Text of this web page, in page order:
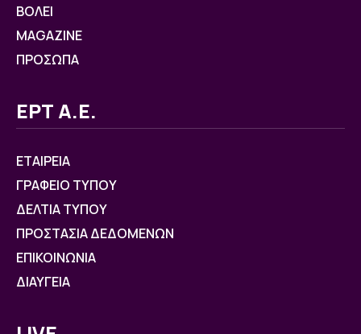
ΒOΛΕΙ
MAGAZINE
ΠΡΟΣΩΠΑ
ΕΡΤ Α.Ε.
ΕΤΑΙΡΕΙΑ
ΓΡΑΦΕΙΟ ΤΥΠΟΥ
ΔΕΛΤΙΑ ΤΥΠΟΥ
ΠΡΟΣΤΑΣΙΑ ΔΕΔΟΜΕΝΩΝ
ΕΠΙΚΟΙΝΩΝΙΑ
ΔΙΑΥΓΕΙΑ